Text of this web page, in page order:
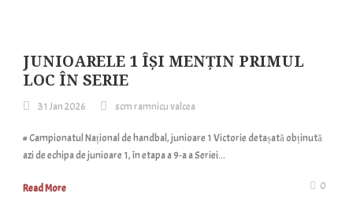
JUNIOARELE 1 ÎȘI MENȚIN PRIMUL
LOC ÎN SERIE
31 Jan 2026 scm ramnicu valcea
# Campionatul Național de handbal, junioare 1 Victorie detașată obținută
azi de echipa de junioare 1, în etapa a 9-a a Seriei...
Read More 0